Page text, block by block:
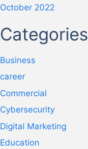
October 2022
Categories
Business
career
Commercial
Cybersecurity
Digital Marketing
Education